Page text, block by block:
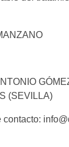
(SEVILLA)